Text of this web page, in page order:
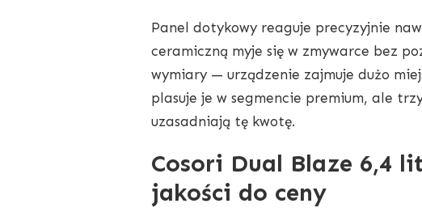
Panel dotykowy reaguje precyzyjnie
ceramiczną myje się w zmywarce bez
wymiary — urządzenie zajmuje dużo
plasuje je w segmencie premium, ale
uzasadniają tę kwotę.
Cosori Dual Blaze 6,4
jakości do ceny